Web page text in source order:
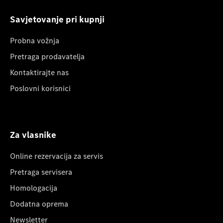
Savjetovanje pri kupnji
Probna vožnja
Pretraga prodavatelja
Kontaktirajte nas
Poslovni korisnici
Za vlasnike
Online rezervacija za servis
Pretraga servisera
Homologacija
Dodatna oprema
Newsletter